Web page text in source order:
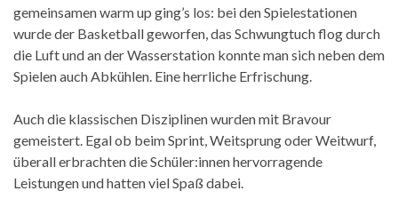
gemeinsamen warm up ging’s los: bei den Spielestationen
wurde der Basketball geworfen, das Schwungtuch flog durch
die Luft und an der Wasserstation konnte man sich neben dem
Spielen auch Abkühlen. Eine herrliche Erfrischung.
Auch die klassischen Disziplinen wurden mit Bravour
gemeistert. Egal ob beim Sprint, Weitsprung oder Weitwurf,
überall erbrachten die Schüler:innen hervorragende
Leistungen und hatten viel Spaß dabei.